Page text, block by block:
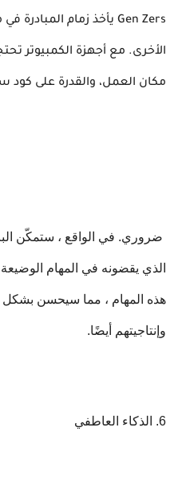
Gen Zers يأخذ زمام المبادرة
الأخرى. مع أجهزة الكمبيوتر
مكان العمل، والقدرة على كود
ضروري. في الواقع ، ستمكّن
الذي يقضونه في المهام
هذه المهام ، مما سيحسن بشكل
وإنتاجيتهم أيضًا.
6. الذكاء العاطفي